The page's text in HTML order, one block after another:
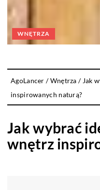
WNĘTRZA
AgoLancer /Wnętrza / Jak
inspirowanych naturą?
Jak wybrać
wnętrz